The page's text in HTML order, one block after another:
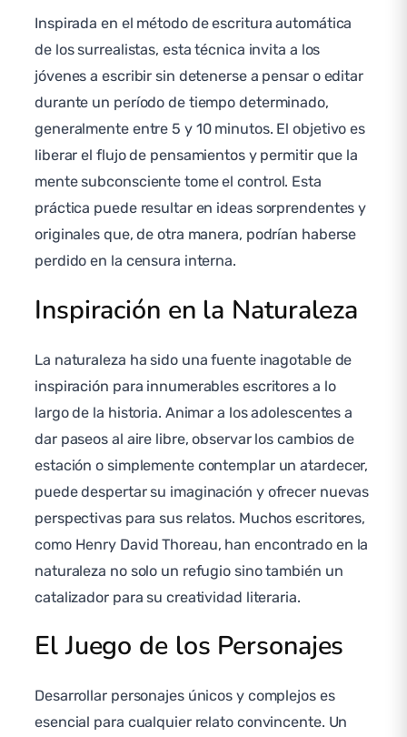
Inspirada en el método de escritura automática
de los surrealistas, esta técnica invita a los
jóvenes a escribir sin detenerse a pensar o editar
durante un período de tiempo determinado,
generalmente entre 5 y 10 minutos. El objetivo es
liberar el flujo de pensamientos y permitir que la
mente subconsciente tome el control. Esta
práctica puede resultar en ideas sorprendentes y
originales que, de otra manera, podrían haberse
perdido en la censura interna.
Inspiración en la Naturaleza
La naturaleza ha sido una fuente inagotable de
inspiración para innumerables escritores a lo
largo de la historia. Animar a los adolescentes a
dar paseos al aire libre, observar los cambios de
estación o simplemente contemplar un atardecer,
puede despertar su imaginación y ofrecer nuevas
perspectivas para sus relatos. Muchos escritores,
como Henry David Thoreau, han encontrado en la
naturaleza no solo un refugio sino también un
catalizador para su creatividad literaria.
El Juego de los Personajes
Desarrollar personajes únicos y complejos es
esencial para cualquier relato convincente. Un